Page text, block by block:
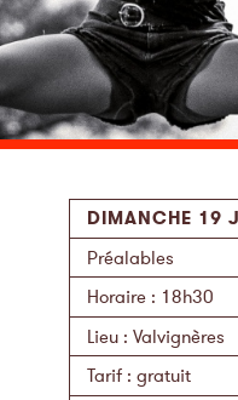
DIMANCHE 19
Préalables
Horaire: 18h30
Lieu: Valvignères
Tarif: gratuit